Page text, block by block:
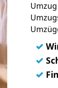
✓
✓
✓